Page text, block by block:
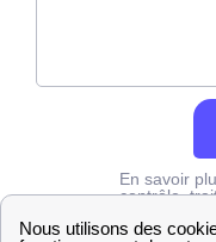
En savoir
contrôle,